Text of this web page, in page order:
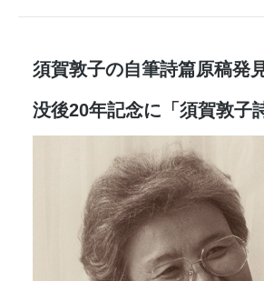
須賀敦子の自筆詩篇原稿発
没後20年記念に「須賀敦子